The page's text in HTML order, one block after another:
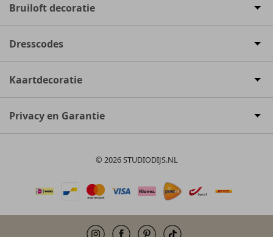
Bruiloft decoratie
Dresscodes
Kaartdecoratie
Privacy en Garantie
© 2026 STUDIODIJS.NL